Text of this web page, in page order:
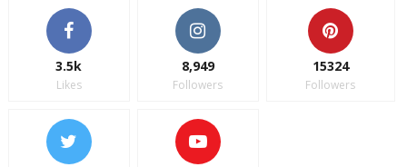
3.5k
Likes
8,949
Followers
15324
Followers